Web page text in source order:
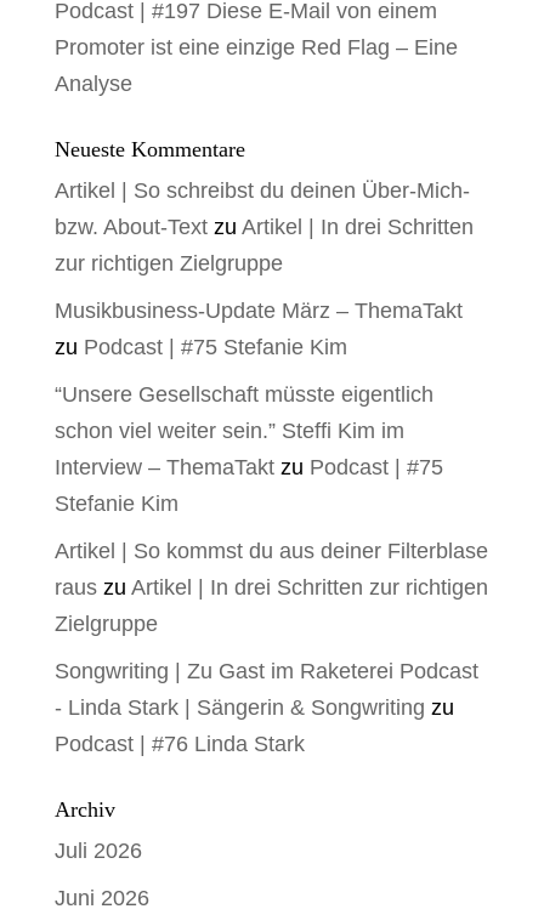
Podcast | #197 Diese E-Mail von einem
Promoter ist eine einzige Red Flag – Eine
Analyse
Neueste Kommentare
Artikel | So schreibst du deinen Über-Mich-
bzw. About-Textzu Artikel | In drei Schritten
zur richtigen Zielgruppe
Musikbusiness-Update März – ThemaTakt
zu Podcast | #75 Stefanie Kim
“Unsere Gesellschaft müsste eigentlich
schon viel weiter sein.” Steffi Kim im
Interview – ThemaTaktzu Podcast | #75
Stefanie Kim
Artikel | So kommst du aus deiner Filterblase
rauszu Artikel | In drei Schritten zur richtigen
Zielgruppe
Songwriting | Zu Gast im Raketerei Podcast
- Linda Stark | Sängerin & Songwriting zu
Podcast | #76 Linda Stark
Archiv
Juli 2026
Juni 2026